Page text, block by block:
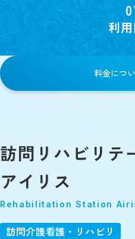
利
料金につ
訪問リハビリテ
アイリス
Rehabilitation Station
訪問介護看護・リハビリ